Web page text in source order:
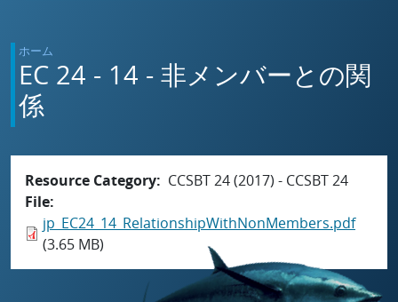
ホーム
EC 24 - 14 - 非メンバーとの関
係
Resource Category
CCSBT 24 (2017) - CCSBT 24
File
jp_EC24_14_RelationshipWithNonMembers.pdf
(3.65 MB)